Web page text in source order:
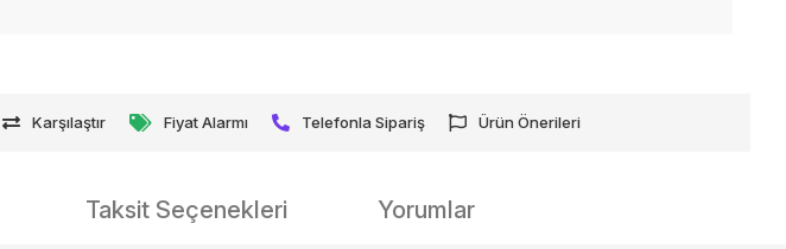
Karşılaştır Fiyat Alarmı Telefonla Sipariş Ürün Önerileri
Taksit Seçenekleri Yorumlar